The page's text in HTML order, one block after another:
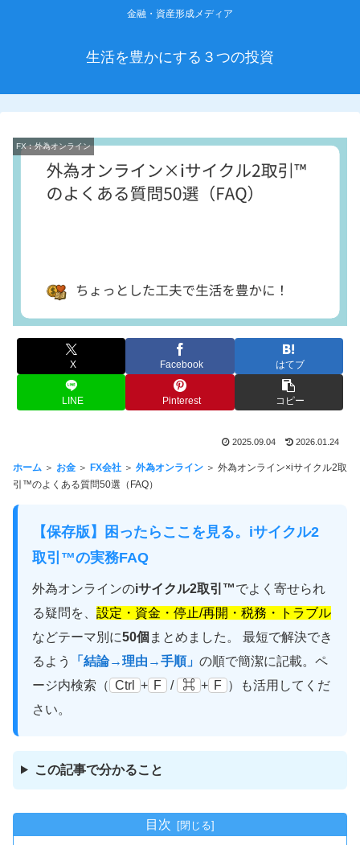
金融・資産形成メディア
生活を豊かにする３つの投資
FX︰外為オンライン
X Facebook はてブ
LINE Pinterest コピー
2025.09.04 2026.01.24
ホーム ＞ お金 ＞ FX会社 ＞ 外為オンライン ＞ 外為オンライン×iサイクル2取
引™のよくある質問50選（FAQ）
【保存版】困ったらここを見る。iサイクル2
取引™の実務FAQ
外為オンラインのiサイクル2取引™でよく寄せられ
る疑問を、 設定・資金・停止/再開・税務・トラブル
などテーマ別に50個 まとめました。 最短で解決でき
るよう
「結論→理由→手順」 の順で簡潔に記載。ペ
ージ内検索（ Ctrl + F / ⌘ + F ）も活用してくだ
さい。
この記事で分かること
目次